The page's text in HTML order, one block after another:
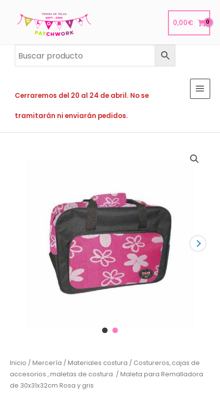
0,00€
Cerraremos del 20 al 24 de abril. No se
tramitarán ni enviarán pedidos.
Inicio / Mercería / Materiales costura / Costureros, cajas de
accesorios , maletas de costura. / Maleta para Remalladora
de 30x31x32cm Rosa y gris